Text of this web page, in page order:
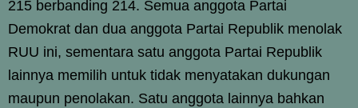
215 berbanding 214. Semua anggota Partai
Demokrat dan dua anggota Partai Republik menolak
RUU ini, sementara satu anggota Partai Republik
lainnya memilih untuk tidak menyatakan dukungan
maupun penolakan. Satu anggota lainnya bahkan